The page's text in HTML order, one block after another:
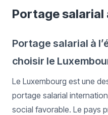
Portage
Portage salarial à
choisir le
Le Luxembourg est une
portage salarial
social favorable. Le pays